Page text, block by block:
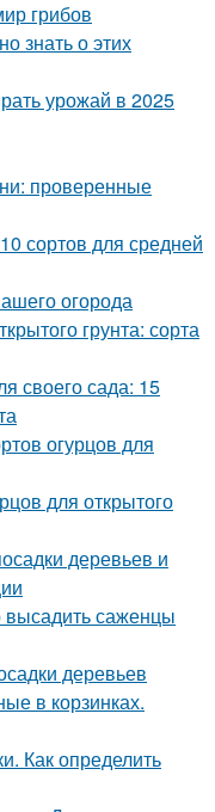
грибов
знать о этих
урожай в 2025
проверенные
сортов для средней
огорода
грунта: сорта
своего сада: 15
огурцов для
для открытого
деревьев и
высадить саженцы
деревьев
в корзинках.
Как определить